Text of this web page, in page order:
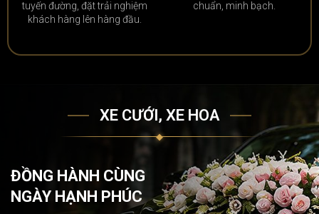
tuyến đường, đặt trải nghiệm
khách hàng lên hàng đầu.
chuẩn, minh bạch.
XE CƯỚI, XE HOA
ĐỒNG HÀNH CÙNG
NGÀY HẠNH PHÚC